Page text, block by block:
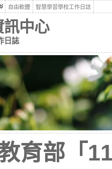
自由軟體 智慧學習學校工作日誌
訊中心
日誌
育部「